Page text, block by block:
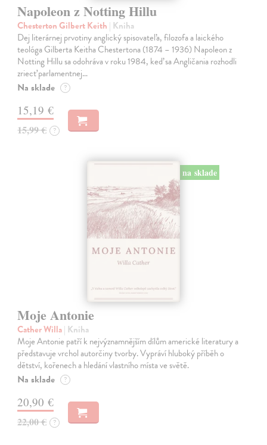
Napoleon z Notting Hillu
Chesterton Gilbert Keith | Kniha
Dej literárnej prvotiny anglický spisovateľa, filozofa a laického
teológa Gilberta Keitha Chestertona (1874 – 1936) Napoleon z
Notting Hillu sa odohráva v roku 1984, keď sa Angličania rozhodli
zriecť parlamentnej…
Na sklade ?
15,19 €
15,99 € ?
na sklade
Moje Antonie
Cather Willa| Kniha
Moje Antonie patří k nejvýznamnějším dílům americké literatury a
představuje vrchol autorčiny tvorby. Vypráví hluboký příběh o
dětství, kořenech a hledání vlastního místa ve světě.
Na sklade ?
20,90 €
22,00 € ?